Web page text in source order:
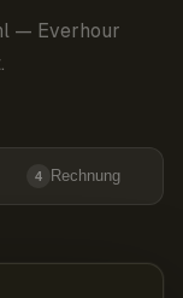
— Everhour
4 Rechnung